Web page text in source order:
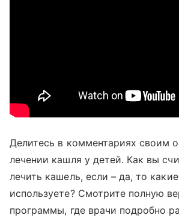
Делитесь в комментариях своим
лечении кашля у детей. Как вы
лечить кашель, если – да, то
используете? Смотрите полную
программы, где врачи подробно